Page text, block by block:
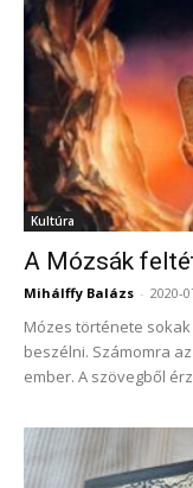
Kultúra
A Mózsák
Mihálffy Balázs - 2020-
Mózes története
beszélni. Számomra
ember. A szövegből